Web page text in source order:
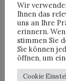
Wir
Ihnen das
uns an Ihre
erinnern.
stimmen Sie
Sie können
öffnen, um
Cookie